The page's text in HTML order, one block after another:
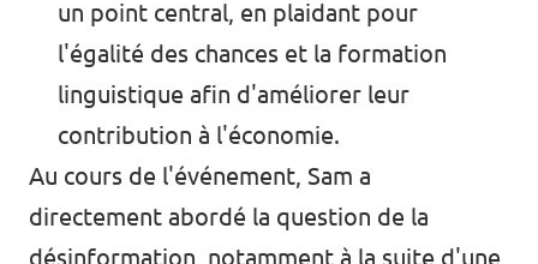
un point central, en plaidant pour
l'égalité des chances et la formation
linguistique afin d'améliorer leur
contribution à l'économie.
Au cours de l'événement, Sam a
directement abordé la question de la
désinformation, notamment à la suite d'une